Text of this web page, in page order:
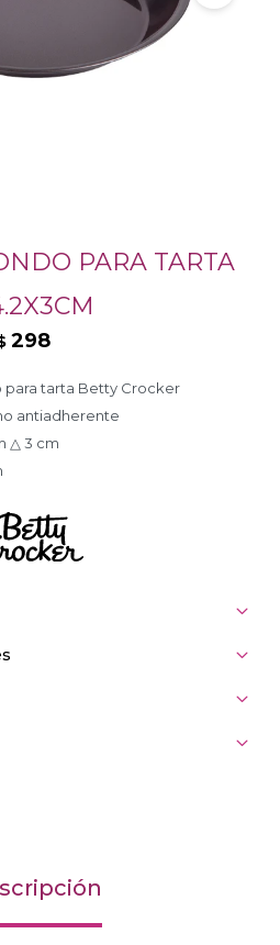
PARA TARTA
298
tarta Betty Crocker
antiadherente
△ 3 cm